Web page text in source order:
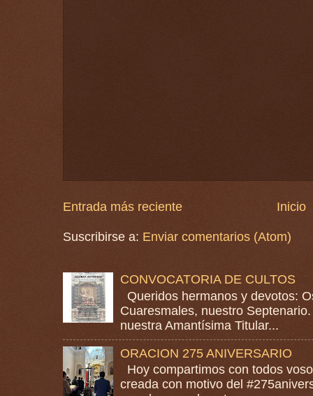
Entrada más reciente Inicio
Suscribirse a: Enviar comentarios (Atom)
CONVOCATORIA DE CULTOS
Queridos hermanos y devotos:
Cuaresmales, nuestro
nuestra Amantísima Titular...
ORACION 275 ANIVERSARIO
Hoy compartimos con todos
creada con motivo del